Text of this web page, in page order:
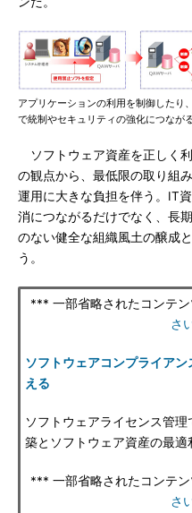
アプリケーションの利用を制御したり
で統制やセキュリティの強化につなが
ソフトウェア資産を正しく
の観点から、最低限の取り組
運用に大きな負担を伴う。IT
消につながるだけでなく、長
のない健全な組織風土の醸成
う。
*** 一部省略されたコンテン
さ
ソフトウェアコンプライア
える
ソフトウェアライセンス管
築とソフトウェア資産の最適
*** 一部省略されたコンテン
さ